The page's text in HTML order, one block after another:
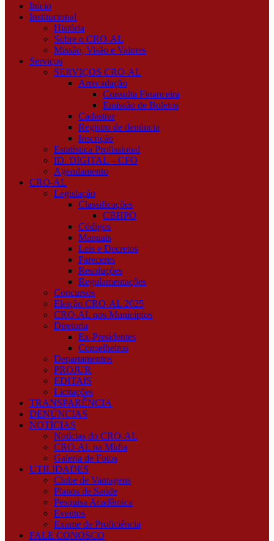
procurando?
Início
Institucional
História
Sobre o CRO-AL
Missão, Visão e Valores
Serviços
SERVIÇOS CRO-AL
Arrecadação
Consulta Financeira
Emissão de Boletos
Cadastrar
Registro de denúncia
Inscrição
Estatística Profissional
ID. DIGITAL – CFO
Agendamento
CRO-AL
Legislação
Classificações
CBHPO
Códigos
Manuais
Leis e Decretos
Pareceres
Resoluções
Regulamentações
Concursos
Eleição CRO-AL 2025
CRO-AL nos Municípios
Diretoria
Ex-Presidentes
Conselheiros
Departamentos
PROJUR
EDITAIS
Licitações
TRANSPARÊNCIA
DENÚNCIAS
NOTÍCIAS
Notícias do CRO-AL
CRO-AL na Mídia
Galeria de Fotos
UTILIDADES
Clube de Vantagens
Planos de Saúde
Pesquisa Acadêmica
Eventos
Exame de Proficiência
FALE CONOSCO